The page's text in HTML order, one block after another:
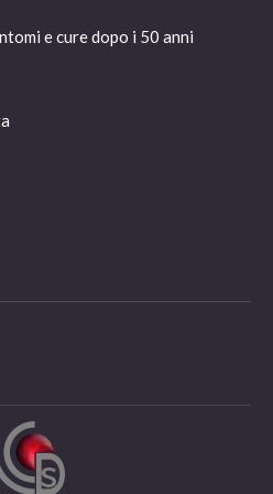
e cure dopo i 50 anni